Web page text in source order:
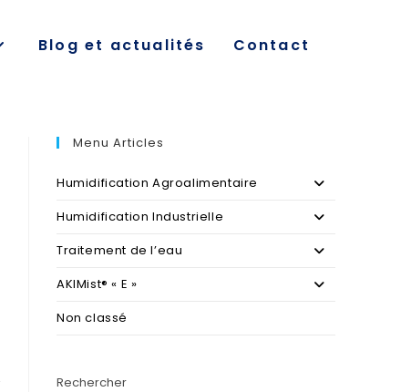
Blog et actualités Contact
Menu Articles
Humidification Agroalimentaire
Humidification Industrielle
Traitement de l’eau
AKIMist® « E »
Non classé
Rechercher